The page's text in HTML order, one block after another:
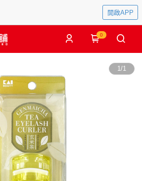
開啟APP
0
1/1